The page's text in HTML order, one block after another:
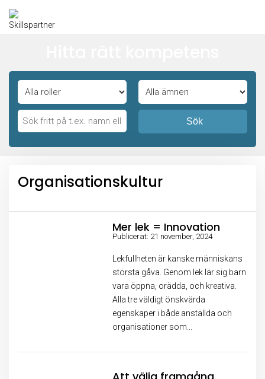
Sök
Organisationskultur
Mer lek = Innovation
Publicerat: 21 november, 2024
Lekfullheten är kanske människans
största gåva. Genom lek lär sig barn
vara öppna, orädda, och kreativa.
Alla tre väldigt önskvärda
egenskaper i både anställda och
organisationer som...